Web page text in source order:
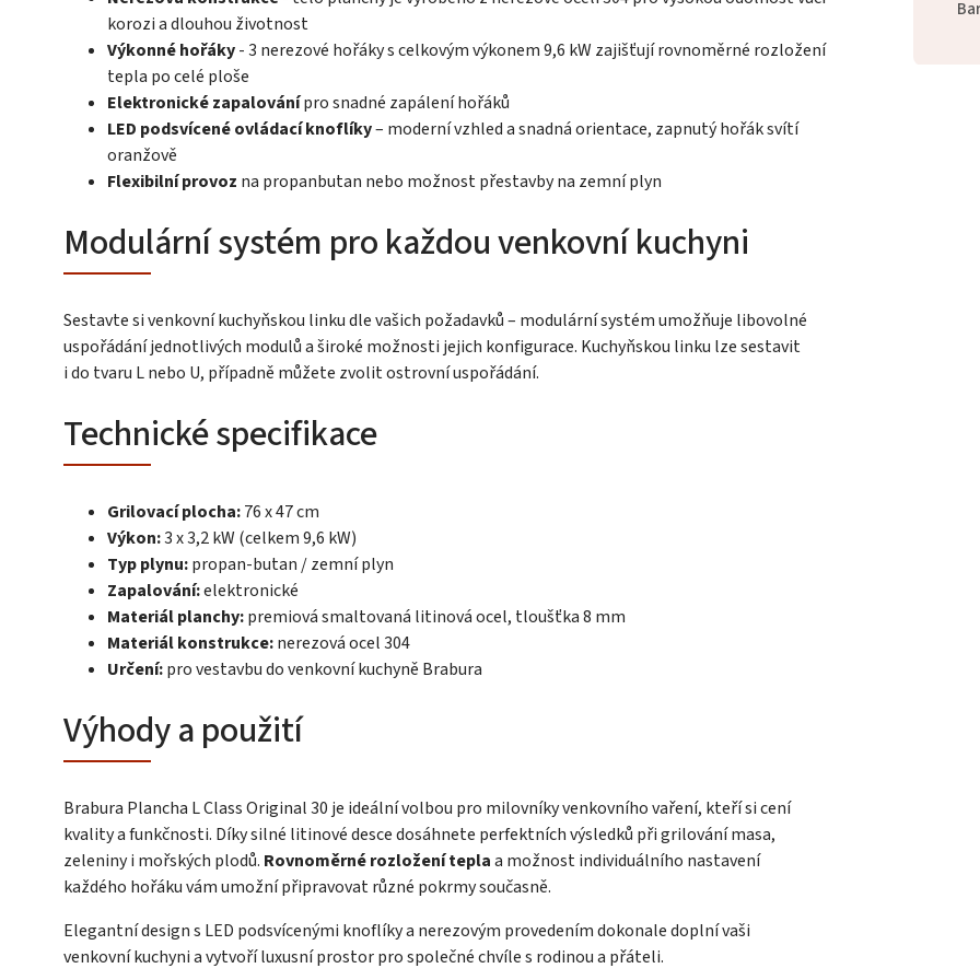
korozi a dlouhou životnost
Výkonné hořáky- 3 nerezové hořáky s celkovým výkonem 9,6 kW zajišťují rovnoměrné rozložení
tepla po celé ploše
Elektronické zapalovánípro snadné zapálení hořáků
LED podsvícené ovládací knoflíky– moderní vzhled a snadná orientace, zapnutý hořák svítí
oranžově
Flexibilní provoz na propanbutan nebo možnost přestavby na zemní plyn
Modulární systém pro každou venkovní kuchyni
Sestavte si venkovní kuchyňskou linku dle vašich požadavků – modulární systém umožňuje libovolné
uspořádání jednotlivých modulů a široké možnosti jejich konfigurace. Kuchyňskou linku lze sestavit
i do tvaru L nebo U, případně můžete zvolit ostrovní uspořádání.
Technické specifikace
Grilovací plocha:76 x 47 cm
Výkon:3 x 3,2 kW (celkem 9,6 kW)
Typ plynu:propan-butan / zemní plyn
Zapalování:elektronické
Materiál planchy:premiová smaltovaná litinová ocel, tloušťka 8 mm
Materiál konstrukce:nerezová ocel 304
Určení:pro vestavbu do venkovní kuchyně Brabura
Výhody a použití
Brabura Plancha L Class Original 30 je ideální volbou pro milovníky venkovního vaření, kteří si cení
kvality a funkčnosti. Díky silné litinové desce dosáhnete perfektních výsledků při grilování masa,
zeleniny i mořských plodů. Rovnoměrné rozložení teplaa možnost individuálního nastavení
každého hořáku vám umožní připravovat různé pokrmy současně.
Elegantní design s LED podsvícenými knoflíky a nerezovým provedením dokonale doplní vaši
venkovní kuchyni a vytvoří luxusní prostor pro společné chvíle s rodinou a přáteli.